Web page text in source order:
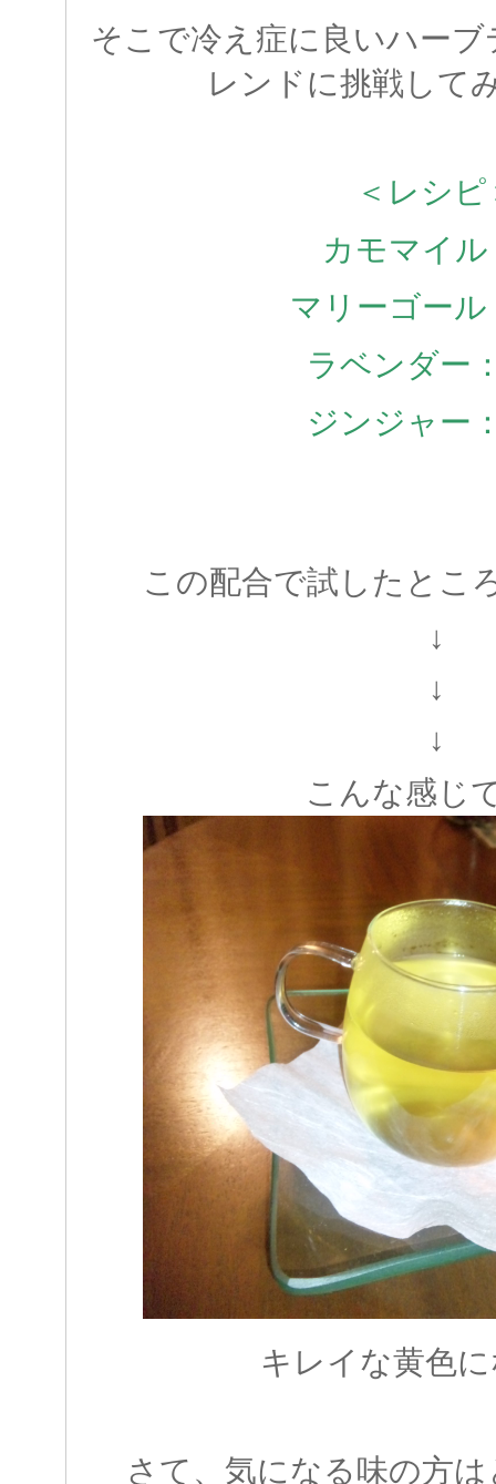
そこで冷え症に良いハー
レンドに挑戦して
＜レシピ
カモマイル
マリーゴール
ラベンダ
ジンジャー
この配合で試したとこ
↓
↓
↓
こんな感じ
キレイな黄色に
さて、気になる味の方